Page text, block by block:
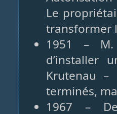
Le
transformer
1951 – M.
d’installer
Krutenau –
terminés,
1967 –